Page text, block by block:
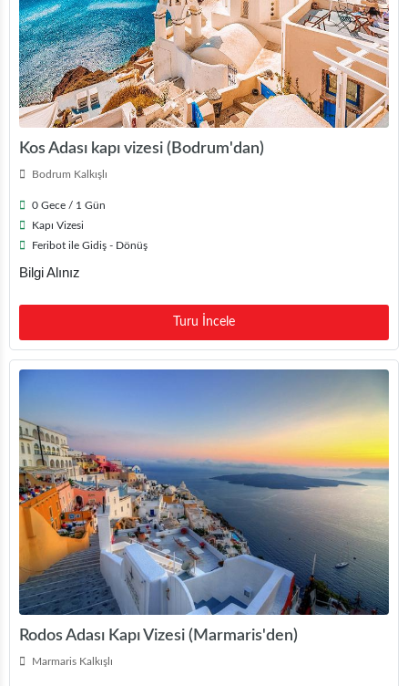
Kos Adası kapı vizesi (Bodrum'dan)
Bodrum Kalkışlı
0 Gece / 1 Gün
Kapı Vizesi
Feribot ile Gidiş - Dönüş
Bilgi Alınız
Turu İncele
Rodos Adası Kapı Vizesi (Marmaris'den)
Marmaris Kalkışlı